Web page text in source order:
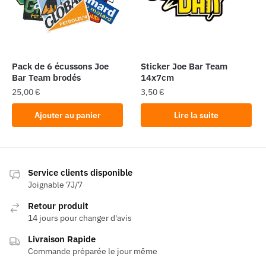
Pack de 6 écussons Joe
Bar Team brodés
25,00€
Ajouter au panier
Sticker Joe Bar Team
14x7cm
3,50€
Lire la suite
Service clients disponible
Joignable 7J/7
Retour produit
14 jours pour changer d'avis
Livraison Rapide
Commande préparée le jour même